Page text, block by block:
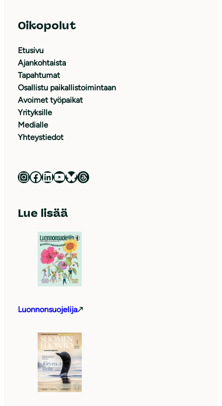
Oikopolut
Etusivu
Ajankohtaista
Tapahtumat
Osallistu paikallistoimintaan
Avoimet työpaikat
Yrityksille
Medialle
Yhteystiedot
Luonnonsuojeluliitto Instagramissa Luonnonsuojeluliitto Facebookissa Luonnonsuojeluliitto LinkedInissä Luonnonsuojeluliiton YouTube-kanava Luonnonsuojeluliitto Blueskyssa Luonnonsuojeluliitto Threadsissa
Lue lisää
Luonnonsuojelija